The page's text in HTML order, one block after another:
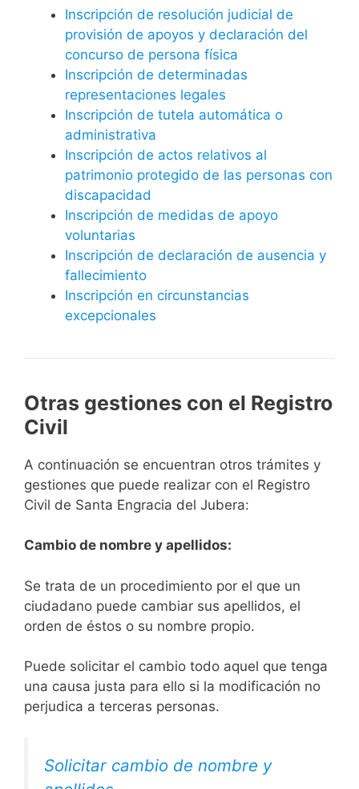
Inscripción de resolución judicial de
provisión de apoyos y declaración del
concurso de persona física
Inscripción de determinadas
representaciones legales
Inscripción de tutela automática o
administrativa
Inscripción de actos relativos al
patrimonio protegido de las personas con
discapacidad
Inscripción de medidas de apoyo
voluntarias
Inscripción de declaración de ausencia y
fallecimiento
Inscripción en circunstancias
excepcionales
Otras gestiones con el Registro
Civil
A continuación se encuentran otros trámites y
gestiones que puede realizar con el Registro
Civil de Santa Engracia del Jubera:
Cambio de nombre y apellidos:
Se trata de un procedimiento por el que un
ciudadano puede cambiar sus apellidos, el
orden de éstos o su nombre propio.
Puede solicitar el cambio todo aquel que tenga
una causa justa para ello si la modificación no
perjudica a terceras personas.
Solicitar cambio de nombre y